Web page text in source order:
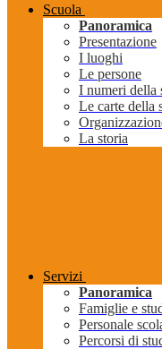
Scuola
Panoramica
Presentazione
I luoghi
Le persone
I numeri della
Le carte della
La storia
Servizi
Panoramica
Famiglie e
Personale
Percorsi di